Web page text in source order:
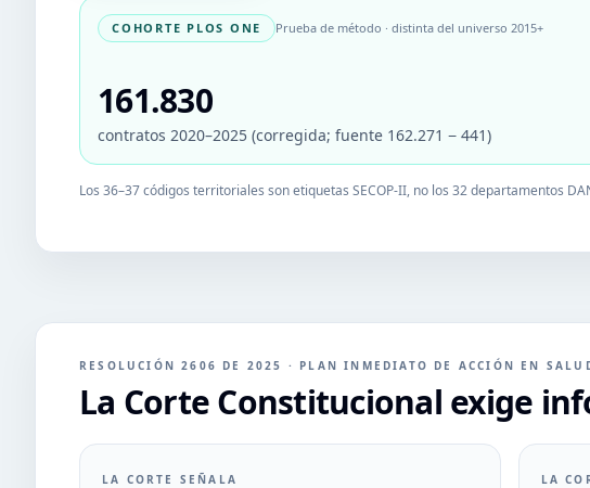
COHORTE PLOS ONE Prueba de método · distinta del universo 2015+
161.830
contratos 2020–2025 (corregida; fuente 162.271 − 441)
Los 36–37códigos territoriales son etiquetas SECOP-II, no los 32 departamentos
RESOLUCIÓN 2606 DE 2025 · PLAN INMEDIATO DE ACCIÓN EN
La Corte Constitucional exige
LA CORTE SEÑALA LA